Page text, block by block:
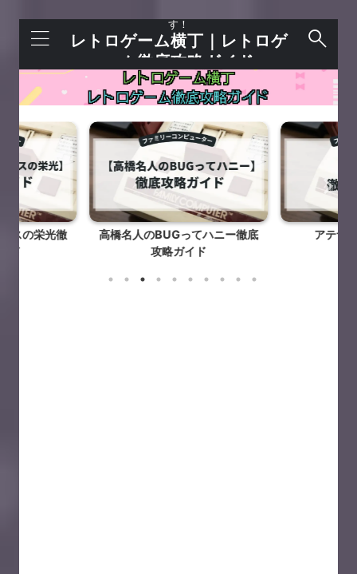
す！
レトロゲーム横丁｜レトロゲ
ーム徹底攻略ガイド
スの栄光徹
ド
高橋名人のBUGってハニー徹底
攻略ガイド
アテナ